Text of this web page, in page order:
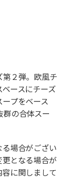
第２弾。欧風チ
ースにチーズ
プをベース
群の合体スー
場合がござい
となる場合が
に関しまして